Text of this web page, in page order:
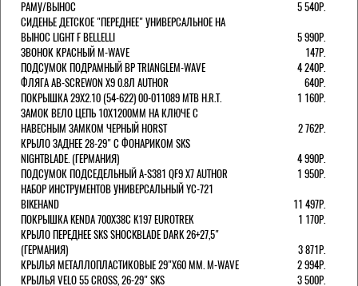
РАМУ/ВЫНОС
5 540Р.
СИДЕНЬЕ ДЕТСКОЕ "ПЕРЕДНЕЕ" УНИВЕРСАЛЬНОЕ НА
ВЫНОС LIGHT F BELLELLI
5 990Р.
ЗВОНОК КРАСНЫЙ M-WAVE
147Р.
ПОДСУМОК ПОДРАМНЫЙ BP TRIANGLEM-WAVE
4 240Р.
ФЛЯГА AB-SCREWON X9 0.8Л AUTHOR
640Р.
ПОКРЫШКА 29X2.10 (54-622) 00-011089 MTB H.R.T.
1 160Р.
ЗАМОК ВЕЛО ЦЕПЬ 10Х1200ММ НА КЛЮЧЕ С
НАВЕСНЫМ ЗАМКОМ ЧЕРНЫЙ HORST
2 762Р.
КРЫЛО ЗАДНЕЕ 28-29" С ФОНАРИКОМ SKS
NIGHTBLADE. (ГЕРМАНИЯ)
4 990Р.
ПОДСУМОК ПОДСЕДЕЛЬНЫЙ A-S381 QF9 X7 AUTHOR
1 950Р.
НАБОР ИНСТРУМЕНТОВ УНИВЕРСАЛЬНЫЙ YC-721
BIKEHAND
11 497Р.
ПОКРЫШКА KENDA 700Х38С K197 EUROTREK
1 170Р.
КРЫЛО ПЕРЕДНЕЕ SKS SHOCKBLADE DARK 26+27,5"
(ГЕРМАНИЯ)
3 871Р.
КРЫЛЬЯ МЕТАЛЛОПЛАСТИКОВЫЕ 29"Х60 ММ. M-WAVE
2 994Р.
КРЫЛЬЯ VELO 55 CROSS, 26-29" SKS
3 500Р.